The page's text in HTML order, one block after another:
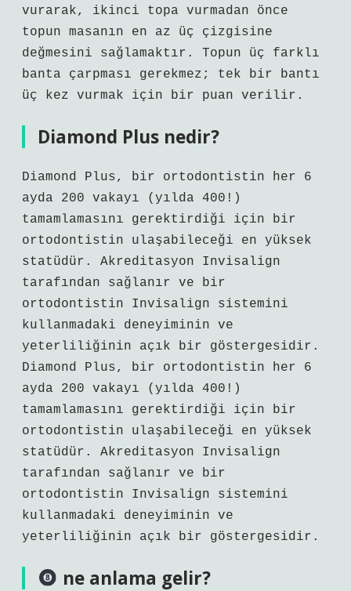
vurarak, ikinci topa vurmadan önce
topun masanın en az üç çizgisine
değmesini sağlamaktır. Topun üç farklı
banta çarpması gerekmez; tek bir bantı
üç kez vurmak için bir puan verilir.
Diamond Plus nedir?
Diamond Plus, bir ortodontistin her 6
ayda 200 vakayı (yılda 400!)
tamamlamasını gerektirdiği için bir
ortodontistin ulaşabileceği en yüksek
statüdür. Akreditasyon Invisalign
tarafından sağlanır ve bir
ortodontistin Invisalign sistemini
kullanmadaki deneyiminin ve
yeterliliğinin açık bir göstergesidir.
Diamond Plus, bir ortodontistin her 6
ayda 200 vakayı (yılda 400!)
tamamlamasını gerektirdiği için bir
ortodontistin ulaşabileceği en yüksek
statüdür. Akreditasyon Invisalign
tarafından sağlanır ve bir
ortodontistin Invisalign sistemini
kullanmadaki deneyiminin ve
yeterliliğinin açık bir göstergesidir.
ne anlama gelir?